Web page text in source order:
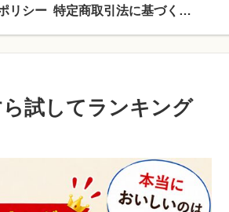
リシー 特定商取引法に基づく表記
試してランキング